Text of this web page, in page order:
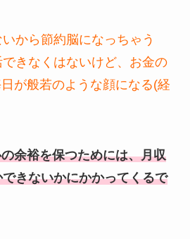
から節約脳になっちゃう
きなくはないけど、お金の
が般若のような顔になる(経
余裕を保つためには、月収
きないかにかかってくるで